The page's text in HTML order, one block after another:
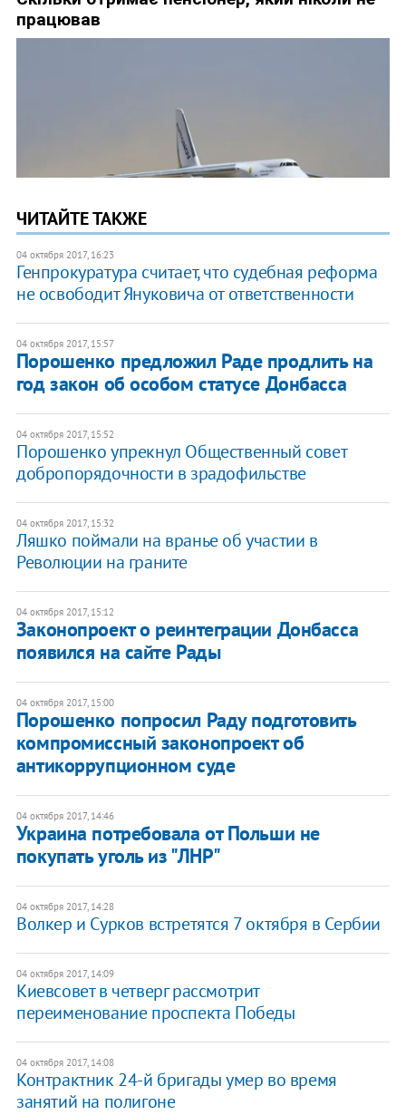
ЧИТАЙТЕ ТАКЖЕ
04 октября 2017, 16:23
Генпрокуратура считает, что судебная реформа
не освободит Януковича от ответственности
04 октября 2017, 15:57
Порошенко предложил Раде продлить на
год закон об особом статусе Донбасса
04 октября 2017, 15:52
Порошенко упрекнул Общественный совет
добропорядочности в зрадофильстве
04 октября 2017, 15:32
Ляшко поймали на вранье об участии в
Революции на граните
04 октября 2017, 15:12
Законопроект о реинтеграции Донбасса
появился на сайте Рады
04 октября 2017, 15:00
Порошенко попросил Раду подготовить
компромиссный законопроект об
антикоррупционном суде
04 октября 2017, 14:46
Украина потребовала от Польши не
покупать уголь из "ЛНР"
04 октября 2017, 14:28
Волкер и Сурков встретятся 7 октября в Сербии
04 октября 2017, 14:09
Киевсовет в четверг рассмотрит
переименование проспекта Победы
04 октября 2017, 14:08
Контрактник 24-й бригады умер во время
занятий на полигоне